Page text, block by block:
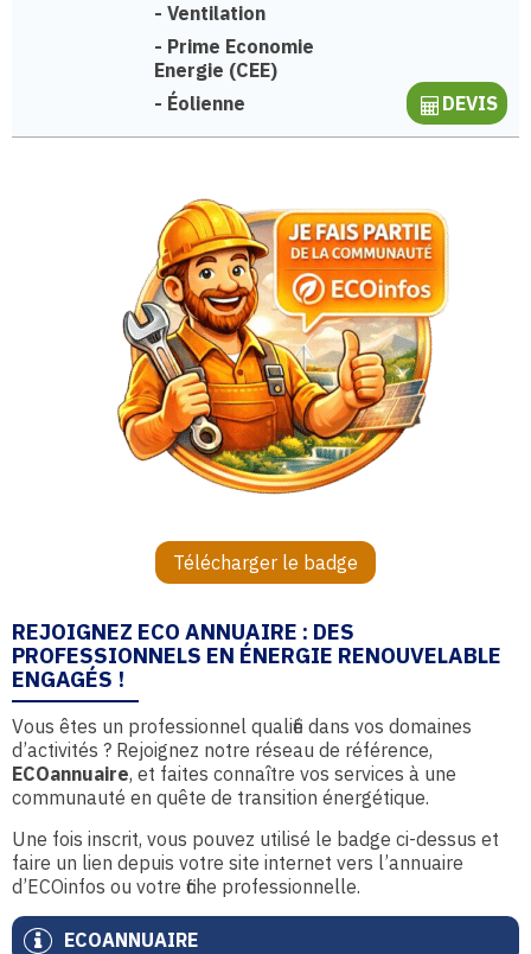
ECOANNUAIRE
- Ventilation
- Prime Economie
Energie (CEE)
- Éolienne DEVIS
Télécharger le badge
REJOIGNEZ ECO ANNUAIRE : DES
PROFESSIONNELS EN ÉNERGIE RENOUVELABLE
ENGAGÉS !
Vous êtes un professionnel qualifié dans vos domaines
d’activités ? Rejoignez notre réseau de référence,
ECOannuaire, et faites connaître vos services à une
communauté en quête de transition énergétique.
Une fois inscrit, vous pouvez utilisé le badge ci-dessus et
faire un lien depuis votre site internet vers l’annuaire
d’ECOinfos ou votre fiche professionnelle.